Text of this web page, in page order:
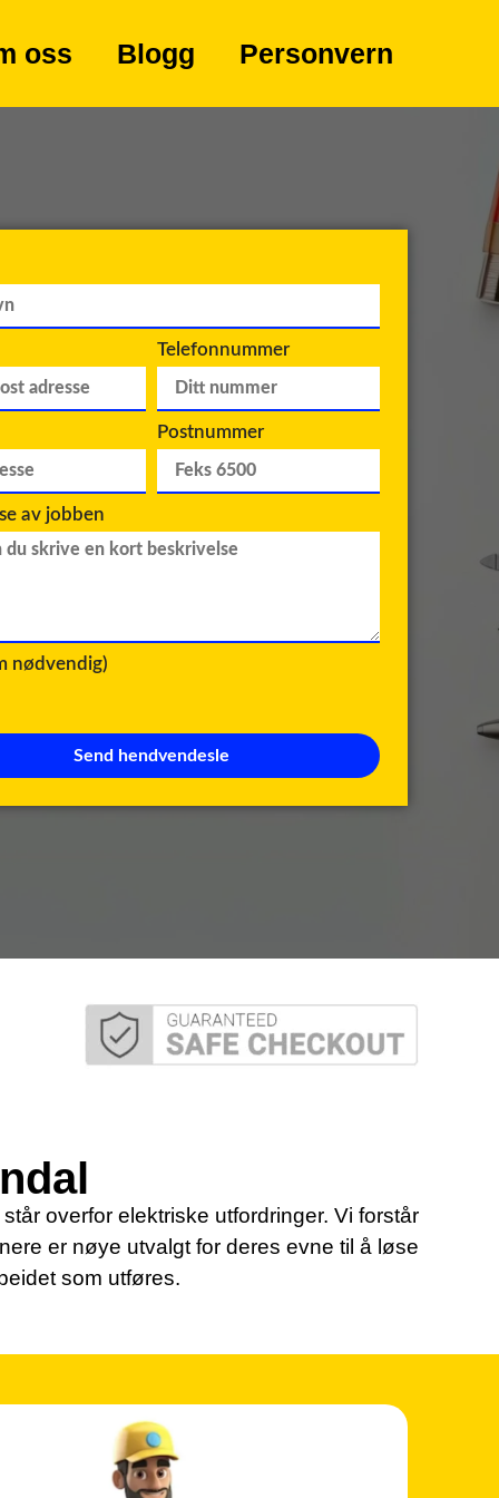
oss Blogg Personvern
Telefonnummer
Postnummer
av jobben
nødvendig)
Send hendvendesle
overfor elektriske utfordringer. Vi forstår
er nøye utvalgt for deres evne til å løse
som utføres.